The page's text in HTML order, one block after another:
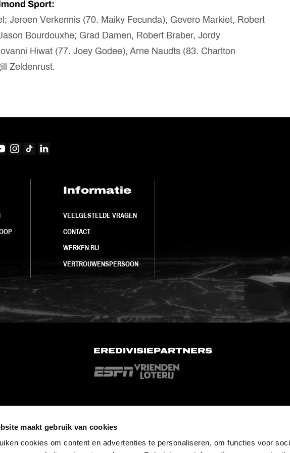
maakt gebruik van cookies
cookies om content en advertenties te personaliseren, om functies voor
Sport:
Jeroen Verkennis (70. Maiky Fecunda), Gevero Markiet, Robert
Bourdouxhe; Grad Damen, Robert Braber, Jordy
Hiwat (77. Joey Godee), Arne Naudts (83. Charlton
Zeldenrust.
Informatie
VEELGESTELDE VRAGEN
CONTACT
WERKEN BIJ
VERTROUWENSPERSOON
EREDIVISIEPARTNERS